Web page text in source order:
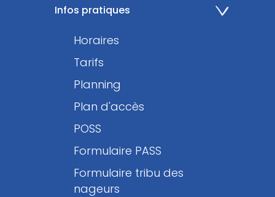
Infos pratiques
Horaires
Tarifs
Planning
Plan d'accès
POSS
Formulaire PASS
Formulaire tribu des
nageurs